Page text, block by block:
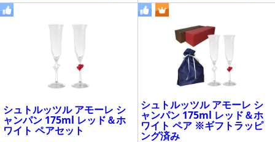
シュトルッツル アモーレ シ
ャンパン 175ml レッド＆ホ
ワイト ペアセット
シュトルッツル アモーレ シ
ャンパン 175ml レッド＆ホ
ワイト ペア ※ギフトラッピ
ング済み